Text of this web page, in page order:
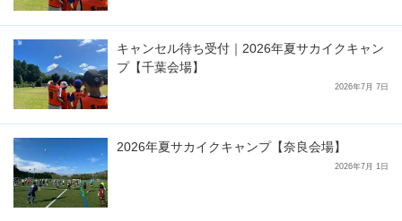
キャンセル待ち受付｜2026年夏サカイクキャン
プ【千葉会場】
2026年7月 7日
2026年夏サカイクキャンプ【奈良会場】
2026年7月 1日